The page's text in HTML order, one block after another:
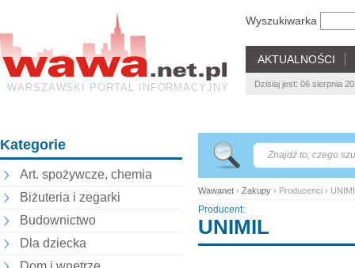
WARSZAWSKI PORTAL INFORMACYJNY
Wyszukiwarka
AKTUALNOŚCI
Dzisiaj jest: 06 sierpnia
Kategorie
Art. spożywcze, chemia
Biżuteria i zegarki
Budownictwo
Dla dziecka
Wawanet › Zakupy › Producenci ›
Producent:
UNIMIL